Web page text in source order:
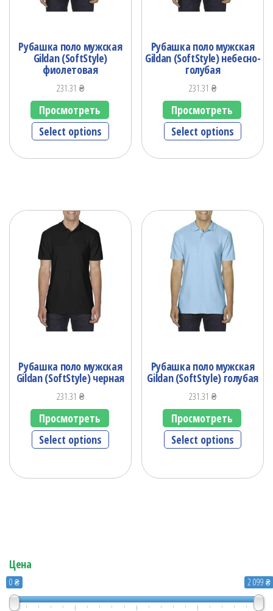
Рубашка поло мужская
Gildan (SoftStyle)
фиолетовая
231.31 ₴
Просмотреть
Select options
Рубашка поло мужская
Gildan (SoftStyle) небесно-
голубая
231.31₴
Просмотреть
Select options
Рубашка поло мужская
Gildan (SoftStyle) черная
231.31 ₴
Просмотреть
Select options
Рубашка поло мужская
Gildan (SoftStyle) голубая
231.31₴
Просмотреть
Select options
Цена
0 ₴ 2 099 ₴